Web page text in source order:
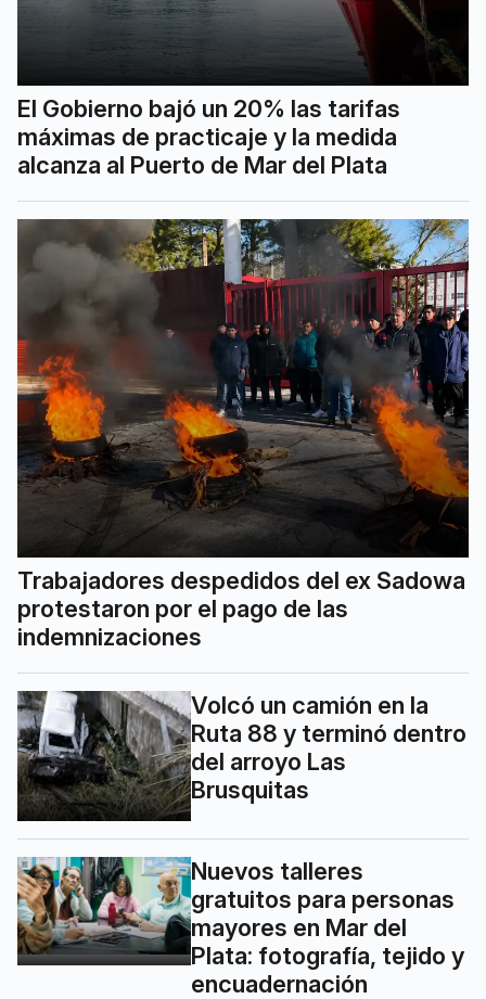
El Gobierno bajó un 20% las tarifas
máximas de practicaje y la medida
alcanza al Puerto de Mar del Plata
Trabajadores despedidos del ex Sadowa
protestaron por el pago de las
indemnizaciones
Volcó un camión en la
Ruta 88 y terminó dentro
del arroyo Las
Brusquitas
Nuevos talleres
gratuitos para personas
mayores en Mar del
Plata: fotografía, tejido y
encuadernación